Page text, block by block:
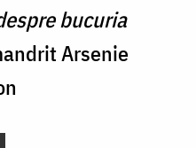
bucuria
Arsenie